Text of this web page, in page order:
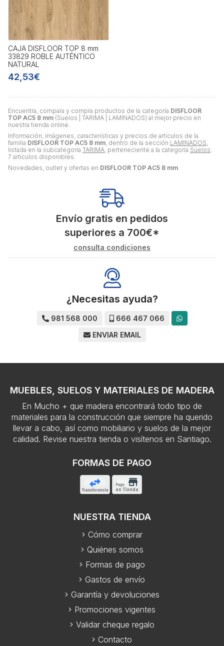
Encuentra, compara y compra productos de la categoría DISFLOOR
TOP AC5 8 mm (Suelos | TARIMA | LAMINADOS) al mejor precio en
nuestra tienda online.
Información, imágenes, características y precios de artículos de la
familia DISFLOOR TOP AC5 8 mm, dentro de la sección LAMINADOS,
listada en la subcategoría TARIMA, perteneciente a la categoría Suelos.
7 artículos disponibles.
Novedades, outlet y ofertas en DISFLOOR TOP AC5 8 mm.
CAJA DISFLOOR TOP 8 mm
33829 ROBLE AUTÉNTICO
NATURAL
42,53€
Envío gratis en pedidos
superiores a 700€*
consulta condiciones
¿Necesitas ayuda?
981 568 000
666 467 066
ENVIAR EMAIL
MUEBLES, SUELOS Y MATERIALES DE MADERA
En Mucho + que madera encontrará todo tipo de
materiales para la construcción que siempre ha querido
llevar a cabo, así como mobiliario y suelos de la mejor
calidad. Revise nuestra tienda o visítenos en Santiago.
FORMAS DE PAGO
NUESTRA TIENDA
Cómo comprar
Quiénes somos
Formas de pago
Gastos de envío
Garantía y devoluciones
Promociones vigentes
Validar cheque regalo
Contacto